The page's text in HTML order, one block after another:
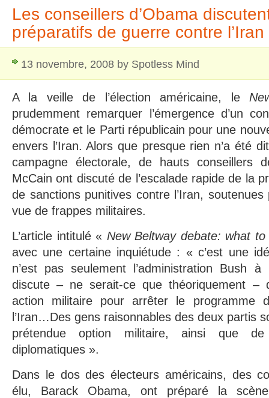
Les conseillers d’Obama
préparatifs de guerre contre l’Iran
13 novembre, 2008 by Spotless Mind
A la veille de l’élection américaine, le
prudemment remarquer l’émergence d’un
démocrate et le Parti républicain pour une
envers l’Iran. Alors que presque rien n’a été
campagne électorale, de hauts conseillers
McCain ont discuté de l’escalade rapide de la
de sanctions punitives contre l’Iran,
vue de frappes militaires.
L’article intitulé « New Beltway debate: what
avec une certaine inquiétude : « c’est une
n’est pas seulement l’administration Bush
discute – ne serait-ce que théoriquement –
action militaire pour arrêter le programme
l’Iran…Des gens raisonnables des deux partis
prétendue option militaire, ainsi que de
diplomatiques ».
Dans le dos des électeurs américains, des
élu, Barack Obama, ont préparé la